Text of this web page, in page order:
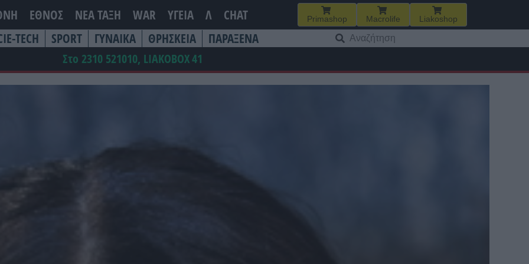
ΕΘΝΟΣ ΝΕΑ ΤΆΞΗ WAR ΥΓΕΙΑ Λ CHAT Primashop Macrolife Liakoshop
TECH SPORT ΓΥΝΑΙΚΑ ΘΡΗΣΚΕΙΑ ΠΑΡΑΞΕΝΑ
για:
Στο 2310 521010, LIAKOBOX41